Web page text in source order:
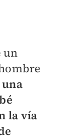
un
la vía